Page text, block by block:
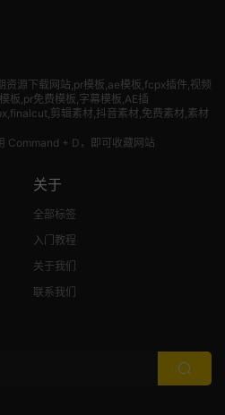
源下载网站,pr模板,ae模板,fcpx插件,视频
板,pr免费模板,字幕模板,AE插
剪辑素材,抖音素材,免费素材,素材
Command + D，即可收藏网站
关于
全部标签
入门教程
关于我们
联系我们